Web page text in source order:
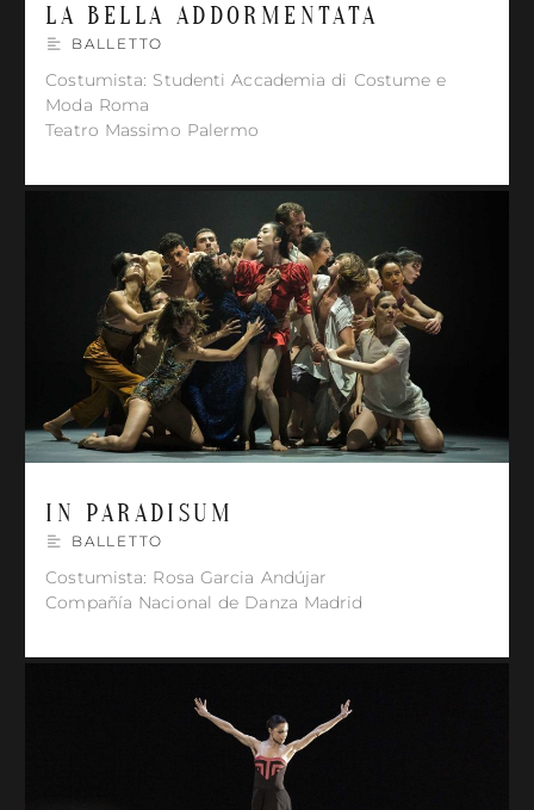
LA BELLA ADDORMENTATA
BALLETTO
Costumista: Studenti Accademia di Costume e
Moda Roma
Teatro Massimo Palermo
IN PARADISUM
BALLETTO
Costumista: Rosa Garcia Andújar
Compañía Nacional de Danza Madrid